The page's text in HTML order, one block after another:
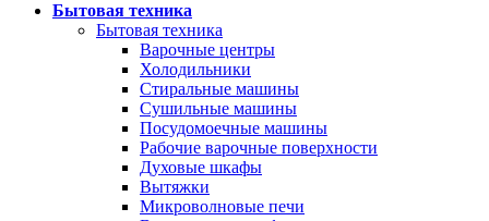
Бытовая техника
Бытовая техника
Варочные центры
Холодильники
Стиральные машины
Сушильные машины
Посудомоечные машины
Рабочие варочные поверхности
Духовые шкафы
Вытяжки
Микроволновые печи